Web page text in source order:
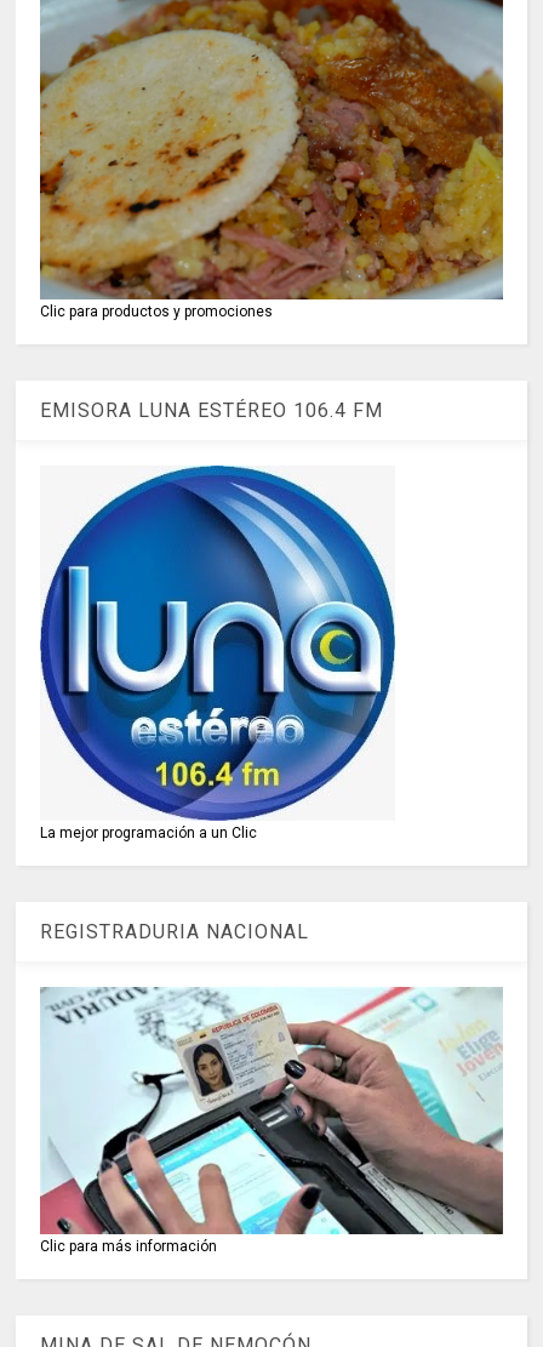
Clic para productos y promociones
EMISORA LUNA ESTÉREO 106.4 FM
La mejor programación a un Clic
REGISTRADURIA NACIONAL
Clic para más información